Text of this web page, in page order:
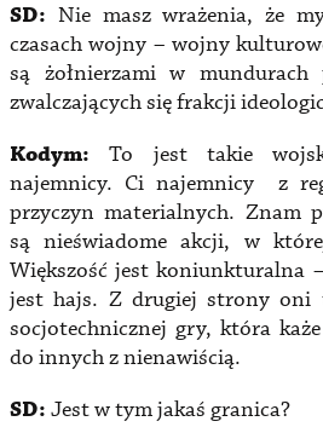
SD: Nie masz wrażenia, że
czasach wojny – wojny
są żołnierzami w mundurach
zwalczających się frakcji
Kodym: To jest takie
najemnicy. Ci najemnicy z
przyczyn materialnych. Znam
są nieświadome akcji, w
Większość jest koniunkturalna
jest hajs. Z drugiej strony oni
socjotechnicznej gry, która
do innych z nienawiścią.
SD: Jest w tym jakaś granica?